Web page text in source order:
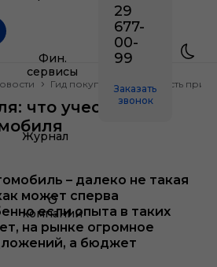
Фин.
сервисы
Журнал
О
компании
29
677-
00-
99
Заказать
звонок
Гид покупателя: что учесть при
что учесть при
– далеко не такая
может сперва
если опыта в таких
на рынке огромное
а бюджет